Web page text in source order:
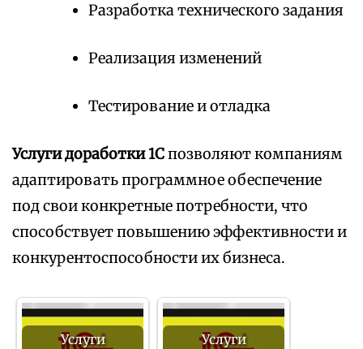
Разработка технического задания
Реализация изменений
Тестирование и отладка
Услуги доработки 1Спозволяют компаниям
адаптировать программное обеспечение
под свои конкретные потребности, что
способствует повышению эффективности и
конкурентоспособности их бизнеса.
Услуги
Услуги